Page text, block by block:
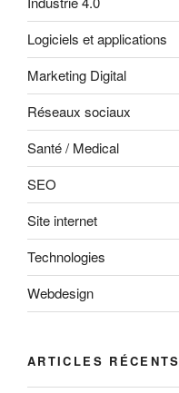
Logiciels et applications
Marketing Digital
Réseaux sociaux
Santé / Medical
SEO
Site internet
Technologies
Webdesign
ARTICLES RÉCENTS